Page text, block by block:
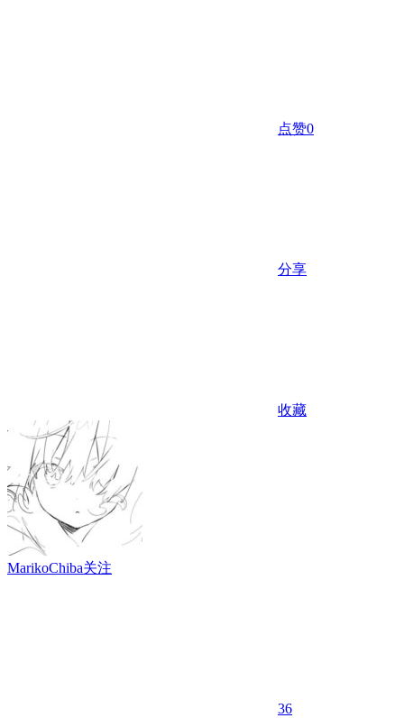
点赞0
分享
收藏
MarikoChiba关注
36